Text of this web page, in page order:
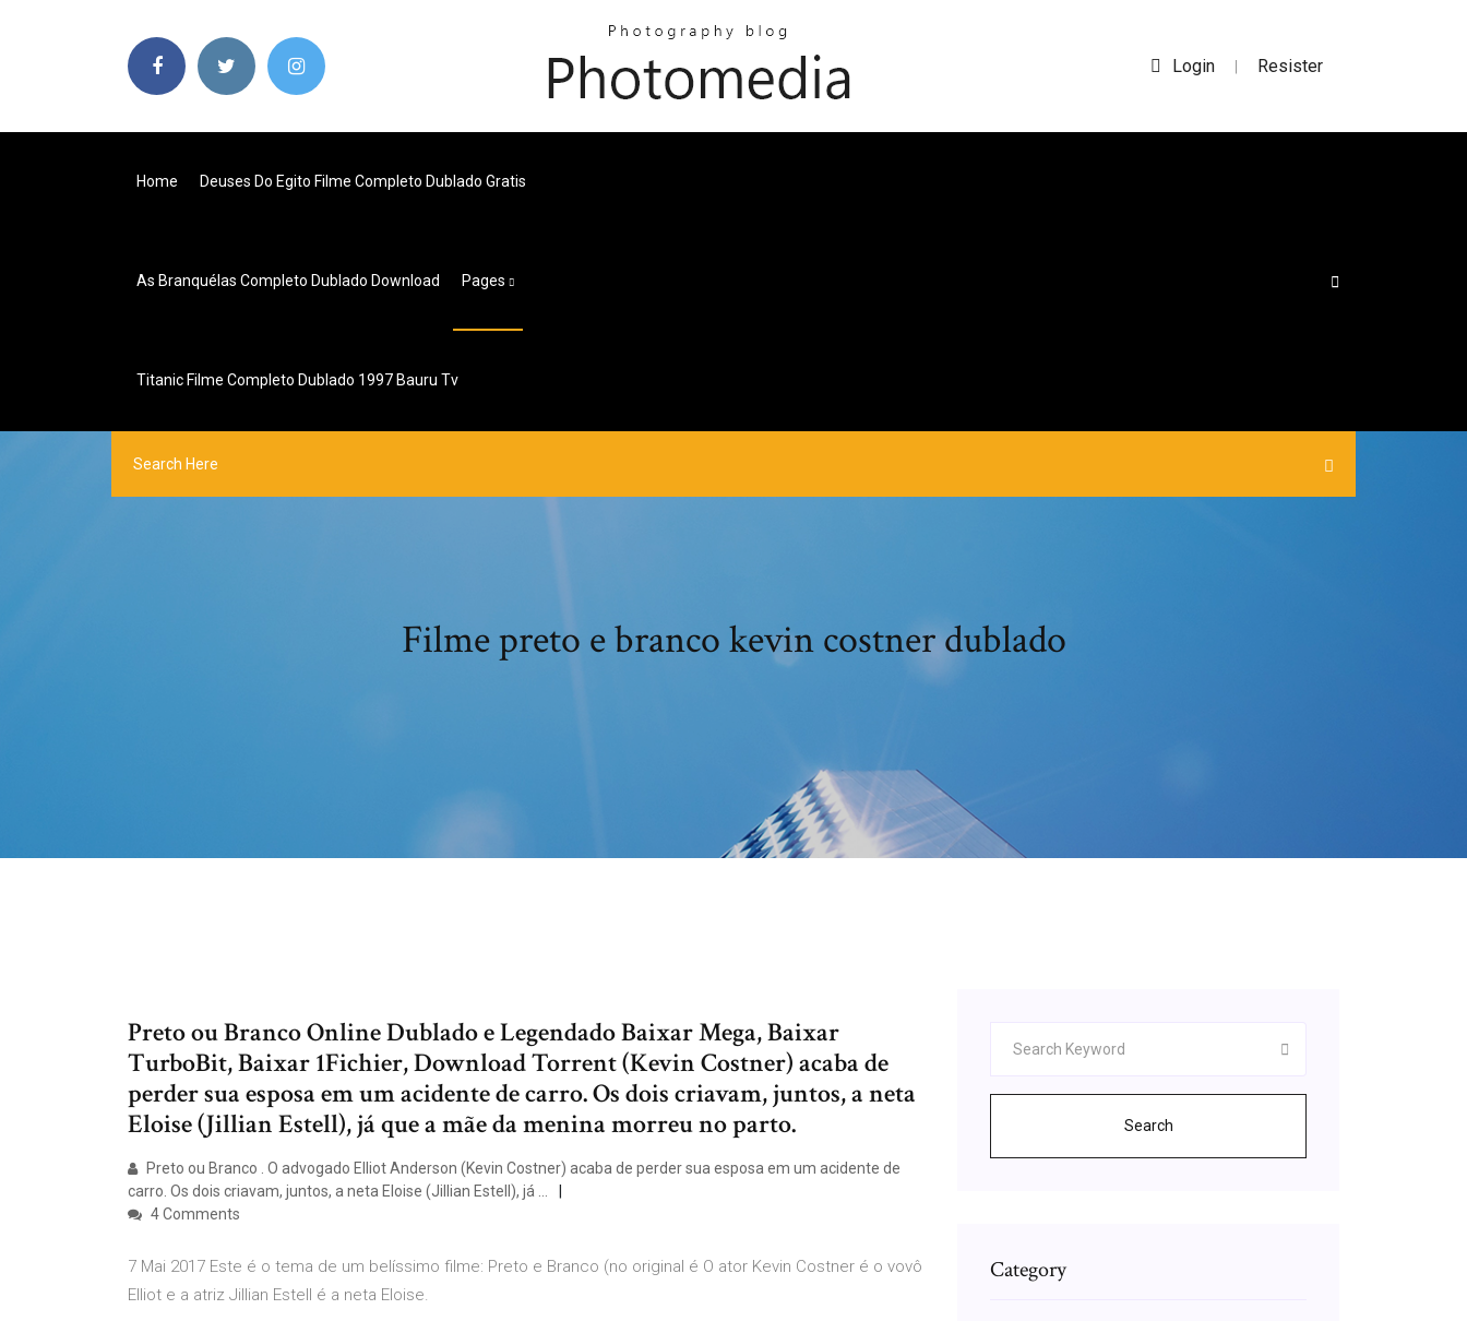
Login | Resister
Home Deuses Do Egito Filme Completo Dublado Gratis
As Branquélas Completo Dublado Download Pages
Titanic Filme Completo Dublado 1997 Bauru Tv
Filme preto e branco kevin costner dublado
Preto ou Branco Online Dublado e Legendado Baixar Mega, Baixar
TurboBit, Baixar 1Fichier, Download Torrent (Kevin Costner) acaba de
perder sua esposa em um acidente de carro. Os dois criavam, juntos, a neta
Eloise (Jillian Estell), já que a mãe da menina morreu no parto.
Preto ou Branco . O advogado Elliot Anderson (Kevin Costner) acaba de perder sua esposa em um acidente de
carro. Os dois criavam, juntos, a neta Eloise (Jillian Estell), já …
4 Comments
7 Mai 2017 Este é o tema de um belíssimo filme: Preto e Branco (no original é O ator Kevin Costner é o vovô
Elliot e a atriz Jillian Estell é a neta Eloise.
Search
Category